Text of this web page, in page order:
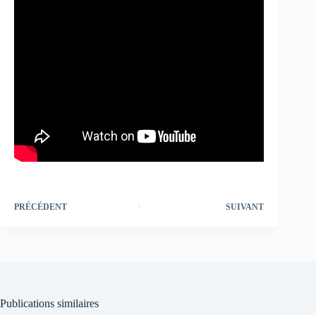
PRÉCÉDENT SUIVANT
Publications similaires